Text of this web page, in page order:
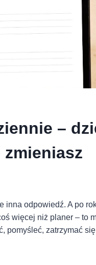
–
odpowiedź. A po
więcej niż planer – to
pomyśleć, zatrzymać